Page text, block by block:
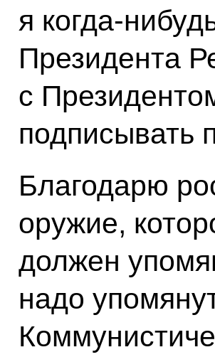
я
Президента
с
подписывать
Благодарю
оружие,
должен
надо